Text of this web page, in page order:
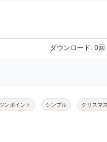
ダウンロード: 0回
ワンポイント シンプル クリスマス